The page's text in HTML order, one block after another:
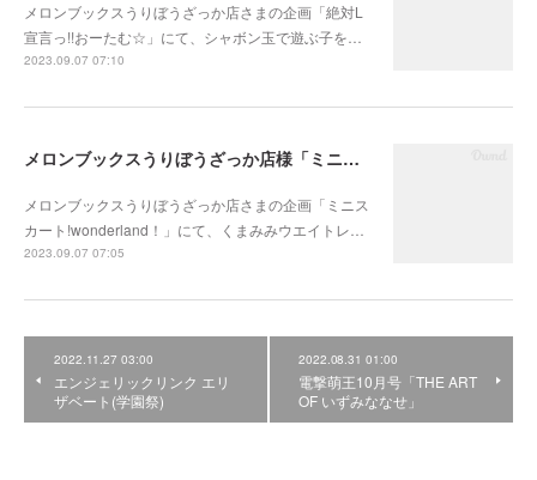
メロンブックスうりぼうざっか店さまの企画「絶対L
宣言っ!!おーたむ☆」にて、シャボン玉で遊ぶ子を…
2023.09.07 07:10
メロンブックスうりぼうざっか店様「ミニスカート!wonderland！」
メロンブックスうりぼうざっか店さまの企画「ミニス
カート!wonderland！」にて、くまみみウエイトレ…
2023.09.07 07:05
2022.11.27 03:00
エンジェリックリンク エリ
ザベート(学園祭)
2022.08.31 01:00
電撃萌王10月号「THE ART
OF いずみななせ」